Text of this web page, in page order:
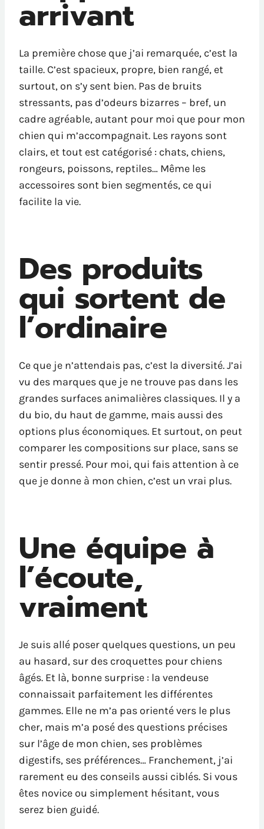
arrivant
La première chose que j’ai remarquée, c’est la
taille. C’est spacieux, propre, bien rangé, et
surtout, on s’y sent bien. Pas de bruits
stressants, pas d’odeurs bizarres – bref, un
cadre agréable, autant pour moi que pour mon
chien qui m’accompagnait. Les rayons sont
clairs, et tout est catégorisé : chats, chiens,
rongeurs, poissons, reptiles… Même les
accessoires sont bien segmentés, ce qui
facilite la vie.
Des produits
qui sortent de
l’ordinaire
Ce que je n’attendais pas, c’est la diversité. J’ai
vu des marques que je ne trouve pas dans les
grandes surfaces animalières classiques. Il y a
du bio, du haut de gamme, mais aussi des
options plus économiques. Et surtout, on peut
comparer les compositions sur place, sans se
sentir pressé. Pour moi, qui fais attention à ce
que je donne à mon chien, c’est un vrai plus.
Une équipe à
l’écoute,
vraiment
Je suis allé poser quelques questions, un peu
au hasard, sur des croquettes pour chiens
âgés. Et là, bonne surprise : la vendeuse
connaissait parfaitement les différentes
gammes. Elle ne m’a pas orienté vers le plus
cher, mais m’a posé des questions précises
sur l’âge de mon chien, ses problèmes
digestifs, ses préférences… Franchement, j’ai
rarement eu des conseils aussi ciblés. Si vous
êtes novice ou simplement hésitant, vous
serez bien guidé.